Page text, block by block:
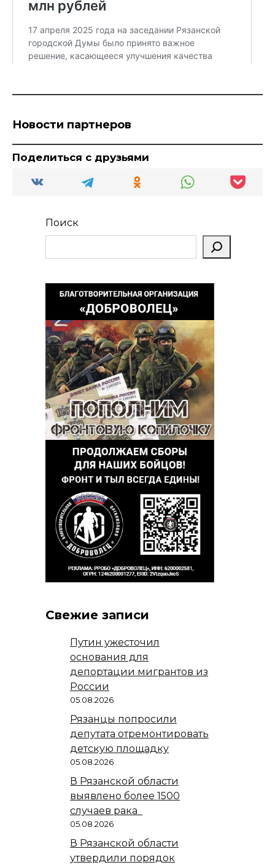
Новости партнеров
Поделиться с друзьями
Поиск
Свежие записи
Путин ужесточил
основания для
депортации мигрантов из
России
05.08.2026
Рязанцы попросили
депутата отремонтировать
детскую площадку
05.08.2026
В Рязанской области
выявлено более 1500
случаев рака
05.08.2026
В Рязанской области
утвердили порядок